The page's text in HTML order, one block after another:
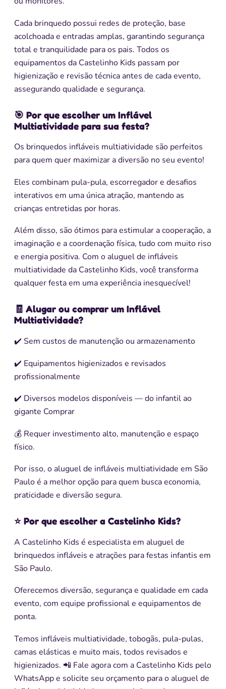
Cada brinquedo possui redes de proteção, base
acolchoada e entradas amplas, garantindo segurança
total e tranquilidade para os pais. Todos os
equipamentos da Castelinho Kids passam por
higienização e revisão técnica antes de cada evento,
assegurando qualidade e segurança.
🎯 Por que escolher um Inflável
Multiatividade para sua festa?
Os brinquedos infláveis multiatividade são perfeitos
para quem quer maximizar a diversão no seu evento!
Eles combinam pula-pula, escorregador e desafios
interativos em uma única atração, mantendo as
crianças entretidas por horas.
Além disso, são ótimos para estimular a cooperação, a
imaginação e a coordenação física, tudo com muito riso
e energia positiva. Com o aluguel de infláveis
multiatividade da Castelinho Kids, você transforma
qualquer festa em uma experiência inesquecível!
🧾 Alugar ou comprar um Inflável
Multiatividade?
✔️ Sem custos de manutenção ou armazenamento
✔️ Equipamentos higienizados e revisados
profissionalmente
✔️ Diversos modelos disponíveis — do infantil ao
gigante Comprar
💰 Requer investimento alto, manutenção e espaço
físico.
Por isso, o aluguel de infláveis multiatividade em São
Paulo é a melhor opção para quem busca economia,
praticidade e diversão segura.
⭐ Por que escolher a Castelinho Kids?
A Castelinho Kids é especialista em aluguel de
brinquedos infláveis e atrações para festas infantis em
São Paulo.
Oferecemos diversão, segurança e qualidade em cada
evento, com equipe profissional e equipamentos de
ponta.
Temos infláveis multiatividade, tobogãs, pula-pulas,
camas elásticas e muito mais, todos revisados e
higienizados. 📲 Fale agora com a Castelinho Kids pelo
WhatsApp e solicite seu orçamento para o aluguel de